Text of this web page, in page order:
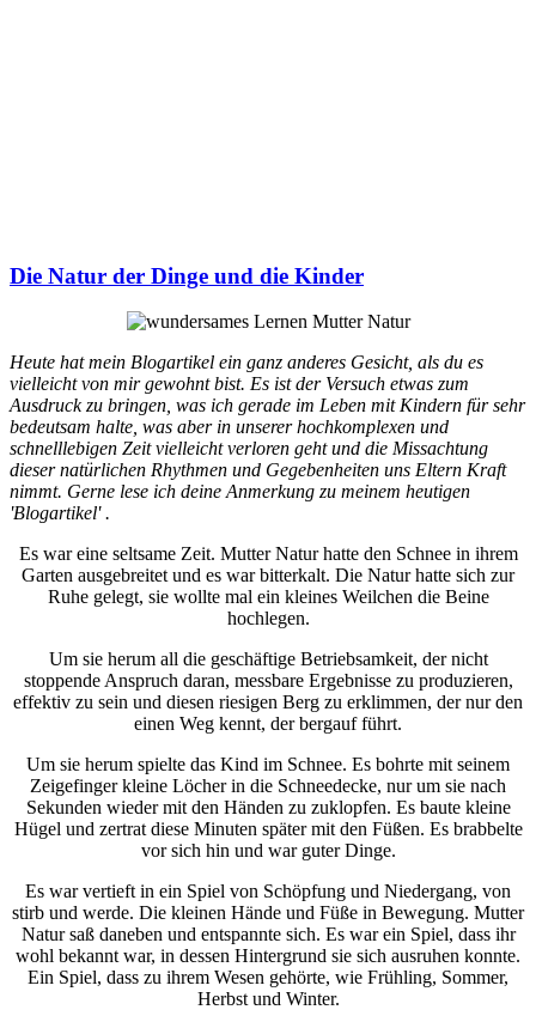
Die Natur der Dinge und die Kinder
Heute hat mein Blogartikel ein ganz anderes Gesicht, als du es
vielleicht von mir gewohnt bist. Es ist der Versuch etwas zum
Ausdruck zu bringen, was ich gerade im Leben mit Kindern für sehr
bedeutsam halte, was aber in unserer hochkomplexen und
schnelllebigen Zeit vielleicht verloren geht und die Missachtung
dieser natürlichen Rhythmen und Gegebenheiten uns Eltern Kraft
nimmt. Gerne lese ich deine Anmerkung zu meinem heutigen
'Blogartikel' .
Es war eine seltsame Zeit. Mutter Natur hatte den Schnee in ihrem
Garten ausgebreitet und es war bitterkalt. Die Natur hatte sich zur
Ruhe gelegt, sie wollte mal ein kleines Weilchen die Beine
hochlegen.
Um sie herum all die geschäftige Betriebsamkeit, der nicht
stoppende Anspruch daran, messbare Ergebnisse zu produzieren,
effektiv zu sein und diesen riesigen Berg zu erklimmen, der nur den
einen Weg kennt, der bergauf führt.
Um sie herum spielte das Kind im Schnee. Es bohrte mit seinem
Zeigefinger kleine Löcher in die Schneedecke, nur um sie nach
Sekunden wieder mit den Händen zu zuklopfen. Es baute kleine
Hügel und zertrat diese Minuten später mit den Füßen. Es brabbelte
vor sich hin und war guter Dinge.
Es war vertieft in ein Spiel von Schöpfung und Niedergang, von
stirb und werde. Die kleinen Hände und Füße in Bewegung. Mutter
Natur saß daneben und entspannte sich. Es war ein Spiel, dass ihr
wohl bekannt war, in dessen Hintergrund sie sich ausruhen konnte.
Ein Spiel, dass zu ihrem Wesen gehörte, wie Frühling, Sommer,
Herbst und Winter.